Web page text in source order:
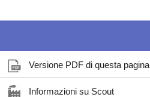
Versione PDF di questa pagina
Informazioni su Scout